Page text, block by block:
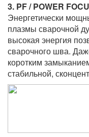
3. PF / POWER
Энергетически
плазмы сварочной
высокая энергия
сварочного шва.
коротким
стабильной,